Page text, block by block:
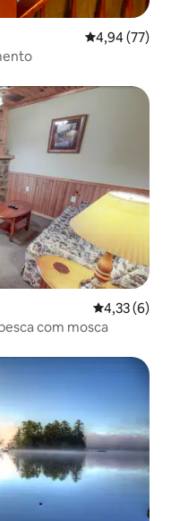
4,94 de uma
4,94 (77)
4,33 de
4,33 (6)
com mosca